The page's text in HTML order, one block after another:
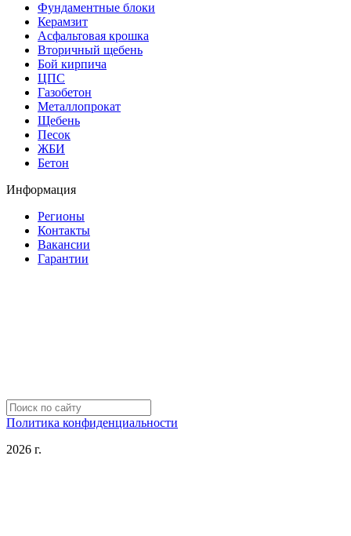
Фундаментные блоки
Керамзит
Асфальтовая крошка
Вторичный щебень
Бой кирпича
ЦПС
Газобетон
Металлопрокат
Щебень
Песок
ЖБИ
Бетон
Информация
Регионы
Контакты
Вакансии
Гарантии
Политика конфиденциальности
2026 г.